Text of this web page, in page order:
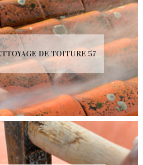
DE TOITURE 57